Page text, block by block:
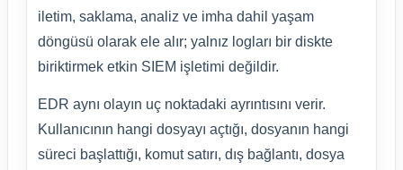
iletim, saklama, analiz ve imha dahil yaşam
döngüsü olarak ele alır; yalnız logları bir diskte
biriktirmek etkin SIEM işletimi değildir.
EDR aynı olayın uç noktadaki ayrıntısını verir.
Kullanıcının hangi dosyayı açtığı, dosyanın hangi
süreci başlattığı, komut satırı, dış bağlantı, dosya